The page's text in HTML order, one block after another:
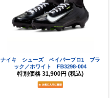
ナイキ シューズ ベイパープロ1 ブラ
ック／ホワイト FB3298-004
特別価格 31,900円 (税込)